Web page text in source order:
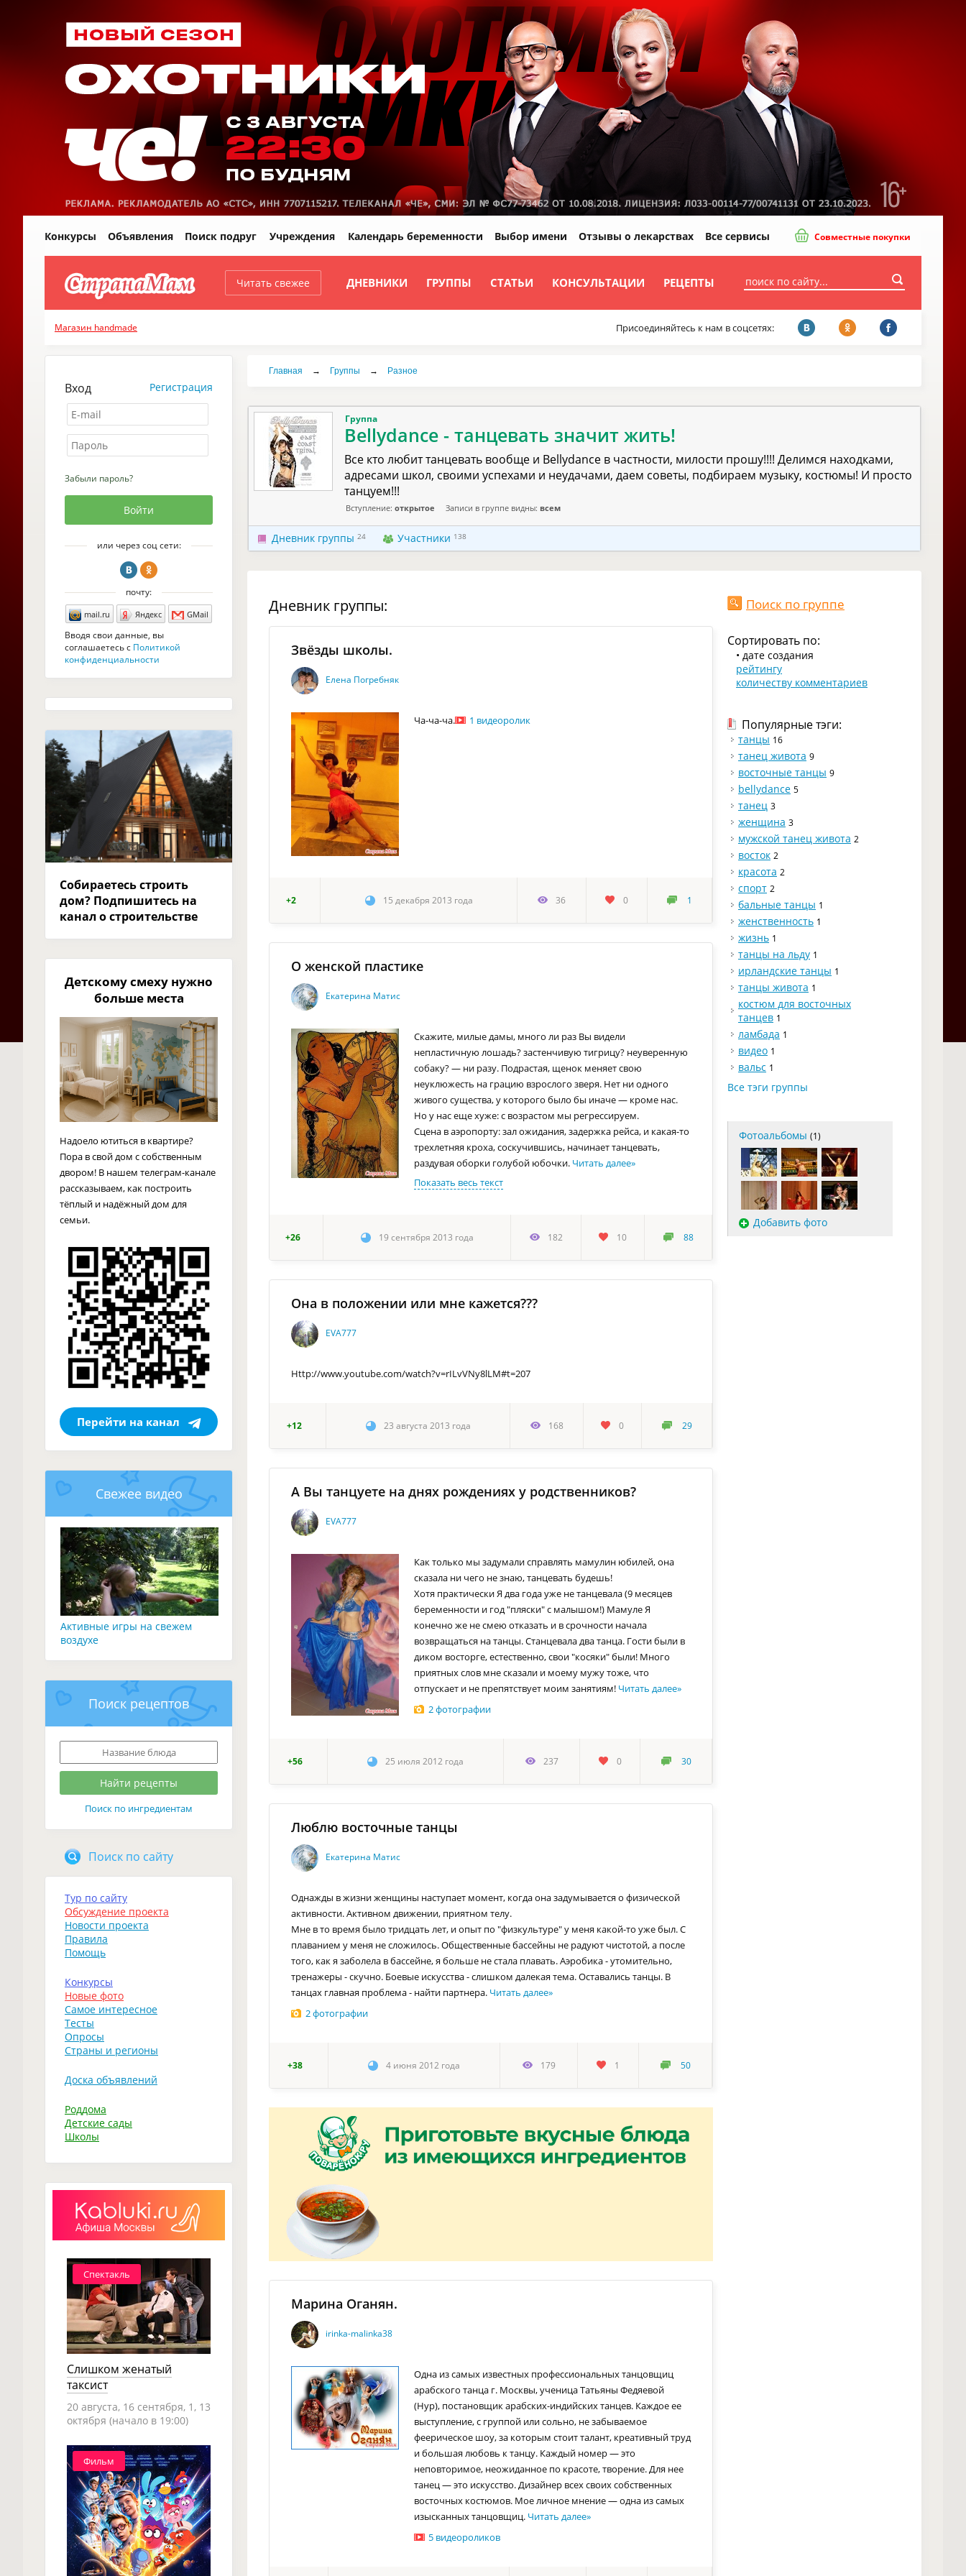
Читать свежее ДНЕВНИКИ ГРУППЫ СТАТЬИ КОНСУЛЬТАЦИИ РЕЦЕПТЫ
Конкурсы Объявления Поиск подруг Учреждения Календарь беременности Выбор имени Отзывы о лекарствах Все сервисы Совместные покупки
Магазин handmade Присоединяйтесь к нам в соцсетях:
Главная → Группы → Разное
Группа
Bellydance - танцевать значит жить!
Все кто любит танцевать вообще и Bellydance в частности, милости прошу!!!! Делимся находками,
адресами школ, своими успехами и неудачами, даем советы, подбираем музыку, костюмы! И просто
танцуем!!!
Вступление: открытое Записи в группе видны: всем
Дневник группы 24 Участники 138
Дневник группы:
Звёзды школы.
Елена Погребняк
Ча-ча-ча. 1 видеоролик
+2 15 декабря 2013 года 36 0 1
О женской пластике
Екатерина Матис
Скажите, милые дамы, много ли раз Вы видели
непластичную лошадь? застенчивую тигрицу? неуверенную
собаку? — ни разу. Подрастая, щенок меняет свою
неуклюжесть на грацию взрослого зверя. Нет ни одного
живого существа, у которого было бы иначе — кроме нас.
Но у нас еще хуже: с возрастом мы регрессируем.
Сцена в аэропорту: зал ожидания, задержка рейса, и какая-то
трехлетняя кроха, соскучившись, начинает танцевать,
раздувая оборки голубой юбочки. Читать далее»
Показать весь текст
+26 19 сентября 2013 года 182 10 88
Она в положении или мне кажется???
EVA777
Http://www.youtube.com/watch?v=rILvVNy8lLM#t=207
+12 23 августа 2013 года 168 0 29
А Вы танцуете на днях рождениях у родственников?
EVA777
Как только мы задумали справлять мамулин юбилей, она
сказала ни чего не знаю, танцевать будешь!
Хотя практически Я два года уже не танцевала (9 месяцев
беременности и год "пляски" с малышом!) Мамуле Я
конечно же не смею отказать и в срочности начала
возвращаться на танцы. Станцевала два танца. Гости были в
диком восторге, естественно, свои "косяки" были! Много
приятных слов мне сказали и моему мужу тоже, что
отпускает и не препятствует моим занятиям! Читать далее»
2 фотографии
+56 25 июля 2012 года 237 0 30
Люблю восточные танцы
Екатерина Матис
Однажды в жизни женщины наступает момент, когда она задумывается о физической
активности. Активном движении, приятном телу.
Мне в то время было тридцать лет, и опыт по "физкультуре" у меня какой-то уже был. С
плаванием у меня не сложилось. Общественные бассейны не радуют чистотой, а после
того, как я заболела в бассейне, я больше не стала плавать. Аэробика - утомительно,
тренажеры - скучно. Боевые искусства - слишком далекая тема. Оставались танцы. В
танцах главная проблема - найти партнера. Читать далее»
2 фотографии
+38 4 июня 2012 года 179 1 50
Марина Оганян.
irinka-malinka38
Одна из самых известных профессиональных танцовщиц
арабского танца г. Москвы, ученица Татьяны Федяевой
(Нур), постановщик арабских-индийских танцев. Каждое ее
выступление, с группой или сольно, не забываемое
феерическое шоу, за которым стоит талант, креативный труд
и большая любовь к танцу. Каждый номер — это
неповторимое, неожиданное по красоте, творение. Для нее
танец — это искусство. Дизайнер всех своих собственных
восточных костюмов. Мое личное мнение — одна из самых
изысканных танцовщиц. Читать далее»
5 видеороликов
Поиск по группе
Сортировать по:
• дате создания
рейтингу
количеству комментариев
Популярные тэги:
танцы 16
танец живота 9
восточные танцы 9
bellydance 5
танец 3
женщина 3
мужской танец живота 2
восток 2
красота 2
спорт 2
бальные танцы 1
женственность 1
жизнь 1
танцы на льду 1
ирландские танцы 1
танцы живота 1
костюм для восточных
танцев 1
ламбада 1
видео 1
вальс 1
Все тэги группы
Фотоальбомы (1)
Добавить фото
Вход Регистрация
Забыли пароль?
или через соц сети:
почту:
mail.ru Яндекс GMail
Вводя свои данные, вы
соглашаетесь с Политикой
конфиденциальности
Собираетесь строить
дом? Подпишитесь на
канал о строительстве
Детскому смеху нужно
больше места
Надоело ютиться в квартире?
Пора в свой дом с собственным
двором! В нашем телеграм-канале
рассказываем, как построить
тёплый и надёжный дом для
семьи.
Перейти на канал
Свежее видео
Активные игры на свежем
воздухе
Поиск рецептов
Поиск по ингредиентам
Поиск по сайту
Тур по сайту
Обсуждение проекта
Новости проекта
Правила
Помощь
Конкурсы
Новые фото
Самое интересное
Тесты
Опросы
Страны и регионы
Доска объявлений
Роддома
Детские сады
Школы
Спектакль
Слишком женатый
таксист
20 августа, 16 сентября, 1, 13
октября (начало в 19:00)
Фильм